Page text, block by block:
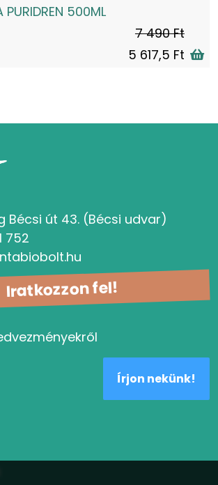
PURIDREN 500ML
7 490 Ft
5 617,5 Ft
Iratkozzon fel!
Írjon nekünk!
Bécsi út 43. (Bécsi udvar)
752